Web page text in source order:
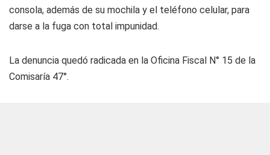
consola, además de su mochila y el teléfono celular, para
darse a la fuga con total impunidad.
La denuncia quedó radicada en la Oficina Fiscal N° 15 de la
Comisaría 47°.